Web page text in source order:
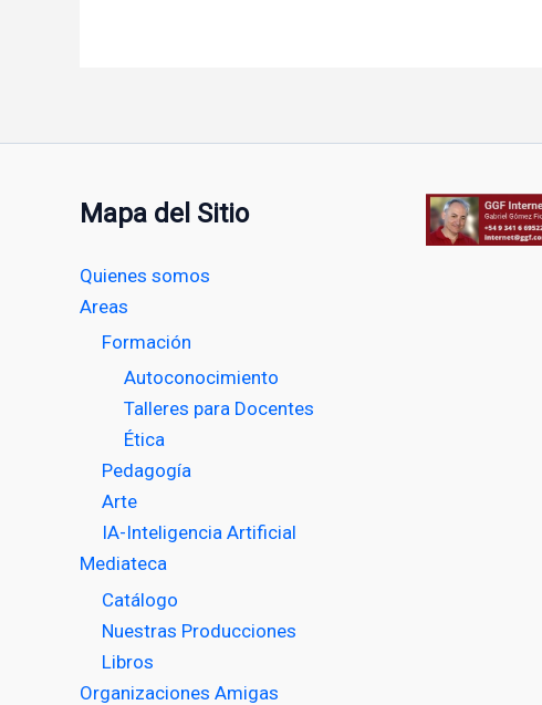
Mapa del Sitio
Quienes somos
Areas
Formación
Autoconocimiento
Talleres para Docentes
Ética
Pedagogía
Arte
IA-Inteligencia Artificial
Mediateca
Catálogo
Nuestras Producciones
Libros
Organizaciones Amigas